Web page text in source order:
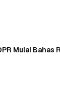
Mulai Bahas